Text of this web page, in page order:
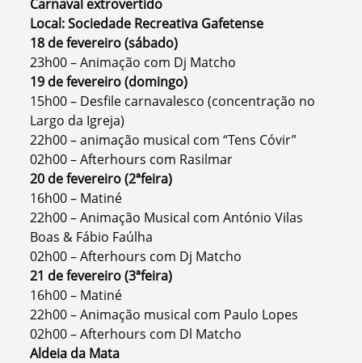
Carnaval extrovertido
Local: Sociedade Recreativa Gafetense
18 de fevereiro (sábado)
23h00 – Animação com Dj Matcho
19 de fevereiro (domingo)
15h00 – Desfile carnavalesco (concentração no
Largo da Igreja)
22h00 – animação musical com “Tens Cóvir”
02h00 – Afterhours com Rasilmar
20 de fevereiro (2ªfeira)
16h00 – Matiné
22h00 – Animação Musical com António Vilas
Boas & Fábio Faúlha
02h00 – Afterhours com Dj Matcho
21 de fevereiro (3ªfeira)
16h00 – Matiné
22h00 – Animação musical com Paulo Lopes
02h00 – Afterhours com Dl Matcho
Aldeia da Mata